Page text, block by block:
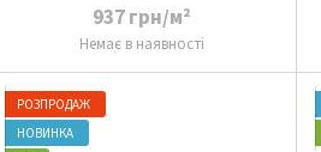
937 грн/м²
Немає в наявності
РОЗПРОДАЖ
НОВИНКА